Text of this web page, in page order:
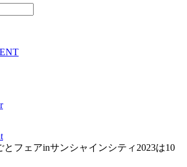
とフェアinサンシャインシティ2023は10